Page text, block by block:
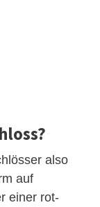
also
auf
einer rot-